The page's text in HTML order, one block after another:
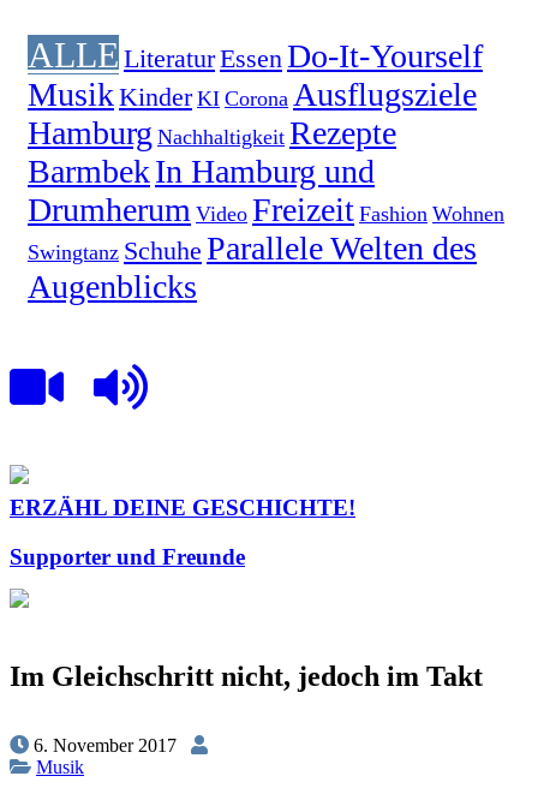
ALLE LiteraturEssenDo-It-Yourself
MusikKinder KI Corona Ausflugsziele
Hamburg Nachhaltigkeit Rezepte
BarmbekIn Hamburg und
Drumherum Video Freizeit Fashion Wohnen
Swingtanz Schuhe Parallele Welten des
Augenblicks
ERZÄHL DEINE GESCHICHTE!
Supporter und Freunde
Im Gleichschritt nicht, jedoch im Takt
6. November 2017
Musik